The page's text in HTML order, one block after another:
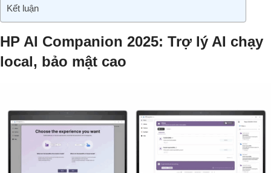
Kết luận
HP AI Companion 2025: Trợ lý AI chạy
local, bảo mật cao